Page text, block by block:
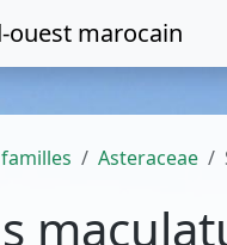
ouest marocain
Asteraceae